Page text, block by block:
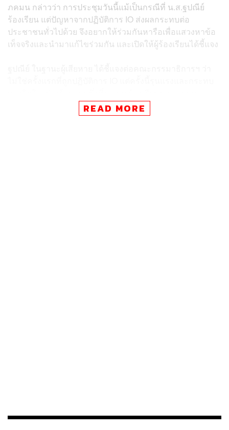
ภคมน กล่าวว่า การประชุมวันนี้แม้เป็นกรณีที่ น.ส.ฐปณีย์
ร้องเรียน แต่ปัญหาจากปฏิบัติการ IO ส่งผลกระทบต่อ
ประชาชนทั่วไปด้วย จึงอยากให้ร่วมกันหารือเพื่อแสวงหาข้อ
เท็จจริงและนำมาแก้ไขร่วมกัน และเปิดให้ผู้ร้องเรียนได้ชี้แจง
ติดตามข่าวลอบยิงนายกมลศักดิ์ ลีวาเมาะ สส.เขต 5 จังหวัด
นราธิวาส เนื่องจากเป็นนักข่าวที่ติดตามข่าวจังหวัดชายแดน
READ MORE